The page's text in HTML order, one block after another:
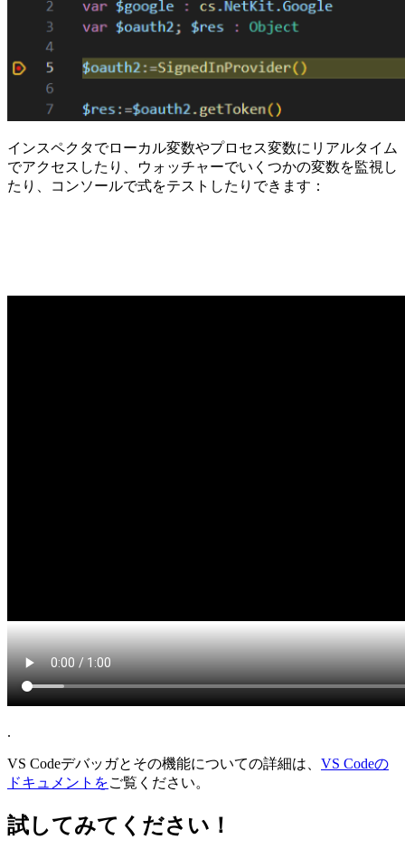
インスペクタでローカル変数やプロセス変数にリアルタイム
でアクセスしたり、ウォッチャーでいくつかの変数を監視し
たり、コンソールで式をテストしたりできます：
.
VS Codeデバッガとその機能についての詳細は、 VS Codeの
ドキュメントをご覧ください。
試してみてください！